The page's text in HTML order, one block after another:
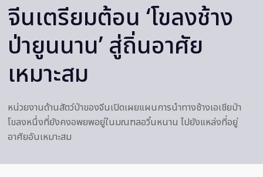
จีนเตรียมต้อน ‘โขลงช้าง
ป่ายูนนาน’ สู่ถิ่นอาศัย
เหมาะสม
หน่วยงานด้านสัตว์ป่าของจีนเปิดเผยแผนการนำทางช้างเอเชียป่า
โขลงหนึ่งที่ยังคงอพยพอยู่ในมณฑลอวิ๋นหนาน ไปยังแหล่งที่อยู่
อาศัยอันเหมาะสม